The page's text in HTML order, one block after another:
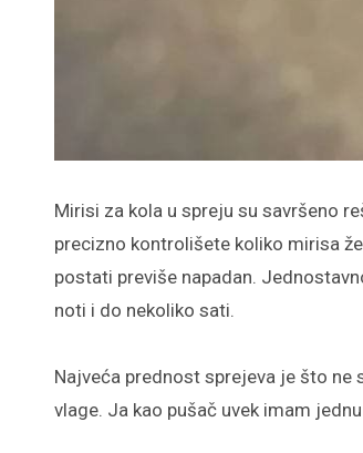
Mirisi za kola u spreju su savršeno
precizno kontrolišete koliko mirisa
postati previše napadan.
noti i do nekoliko sati.
Najveća prednost sprejeva je što ne
vlage. Ja kao pušač uvek imam